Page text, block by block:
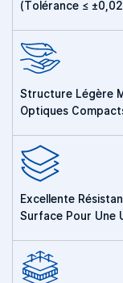
(tolérance ≤
Structure Légère
Optiques
Excellente
Surface Pour Une